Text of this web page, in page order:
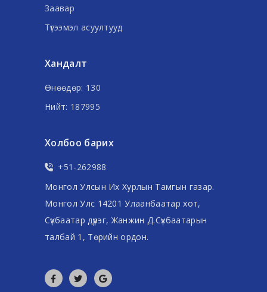
Заавар
Түгээмэл асуултууд
Хандалт
Өнөөдөр: 130
Нийт: 187995
Холбоо барих
+51-262988
Монгол Улсын Их Хурлын Тамгын газар.
Монгол Улс 14201 Улаанбаатар хот,
Сүхбаатар дүүрэг, Жанжин Д.Сүхбаатарын
талбай 1, Төрийн ордон.